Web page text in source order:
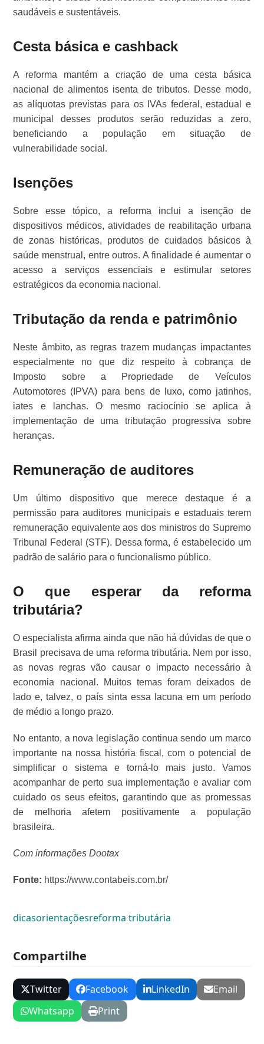
saudáveis e sustentáveis.
Cesta básica e cashback
A reforma mantém a criação de uma cesta básica
nacional de alimentos isenta de tributos. Desse modo,
as alíquotas previstas para os IVAs federal, estadual e
municipal desses produtos serão reduzidas a zero,
beneficiando a população em situação de
vulnerabilidade social.
Isenções
Sobre esse tópico, a reforma inclui a isenção de
dispositivos médicos, atividades de reabilitação urbana
de zonas históricas, produtos de cuidados básicos à
saúde menstrual, entre outros. A finalidade é aumentar o
acesso a serviços essenciais e estimular setores
estratégicos da economia nacional.
Tributação da renda e patrimônio
Neste âmbito, as regras trazem mudanças impactantes
especialmente no que diz respeito à cobrança de
Imposto sobre a Propriedade de Veículos
Automotores (IPVA) para bens de luxo, como jatinhos,
iates e lanchas. O mesmo raciocínio se aplica à
implementação de uma tributação progressiva sobre
heranças.
Remuneração de auditores
Um último dispositivo que merece destaque é a
permissão para auditores municipais e estaduais terem
remuneração equivalente aos dos ministros do Supremo
Tribunal Federal (STF). Dessa forma, é estabelecido um
padrão de salário para o funcionalismo público.
O que esperar da reforma
tributária?
O especialista afirma ainda que não há dúvidas de que o
Brasil precisava de uma reforma tributária. Nem por isso,
as novas regras vão causar o impacto necessário à
economia nacional. Muitos temas foram deixados de
lado e, talvez, o país sinta essa lacuna em um período
de médio a longo prazo.
No entanto, a nova legislação continua sendo um marco
importante na nossa história fiscal, com o potencial de
simplificar o sistema e torná-lo mais justo. Vamos
acompanhar de perto sua implementação e avaliar com
cuidado os seus efeitos, garantindo que as promessas
de melhoria afetem positivamente a população
brasileira.
Com informações Dootax
Fonte: https://www.contabeis.com.br/
dicasorientaçõesreforma tributária
Compartilhe
Twitter Facebook LinkedIn
Email
Whatsapp
Print